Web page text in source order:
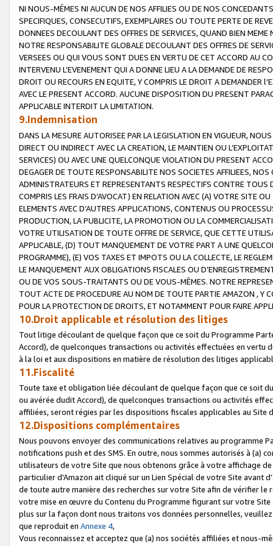
NI NOUS-MÊMES NI AUCUN DE NOS AFFILIES OU DE NOS
SPECIFIQUES, CONSECUTIFS, EXEMPLAIRES OU TOUTE PERTE DE
DONNEES DECOULANT DES OFFRES DE SERVICES, QUAND BIEN
NOTRE RESPONSABILITE GLOBALE DECOULANT DES OFFRES DE
VERSEES OU QUI VOUS SONT DUES EN VERTU DE CET ACCORD AU
INTERVENU L’EVENEMENT QUI A DONNE LIEU A LA DEMANDE DE
DROIT OU RECOURS EN EQUITE, Y COMPRIS LE DROIT A DEMANDER
AVEC LE PRESENT ACCORD. AUCUNE DISPOSITION DU PRESENT
APPLICABLE INTERDIT LA LIMITATION.
9.Indemnisation
DANS LA MESURE AUTORISEE PAR LA LEGISLATION EN VIGUEUR,
DIRECT OU INDIRECT AVEC LA CREATION, LE MAINTIEN OU
SERVICES) OU AVEC UNE QUELCONQUE VIOLATION DU PRESENT
DEGAGER DE TOUTE RESPONSABILITE NOS SOCIETES AFFILIEES,
ADMINISTRATEURS ET REPRESENTANTS RESPECTIFS CONTRE
COMPRIS LES FRAIS D’AVOCAT) EN RELATION AVEC (A) VOTRE SITE
ELEMENTS AVEC D’AUTRES APPLICATIONS, CONTENUS OU
PRODUCTION, LA PUBLICITE, LA PROMOTION OU LA
VOTRE UTILISATION DE TOUTE OFFRE DE SERVICE, QUE CETTE
APPLICABLE, (D) TOUT MANQUEMENT DE VOTRE PART A UNE
PROGRAMME), (E) VOS TAXES ET IMPOTS OU LA COLLECTE, LE
LE MANQUEMENT AUX OBLIGATIONS FISCALES OU
OU DE VOS SOUS-TRAITANTS OU DE VOUS-MÊMES. NOTRE
TOUT ACTE DE PROCEDURE AU NOM DE TOUTE PARTIE AMAZON , Y
POUR LA PROTECTION DE DROITS, ET NOTAMMENT POUR FAIRE
10.Droit applicable et résolution des litiges
Tout litige découlant de quelque façon que ce soit du Programme
Accord), de quelconques transactions ou activités effectuées en vertu
à la loi et aux dispositions en matière de résolution des litiges
11.Fiscalité
Toute taxe et obligation liée découlant de quelque façon que ce soit
ou avérée dudit Accord), de quelconques transactions ou activités
affiliées, seront régies par les dispositions fiscales applicables au Site
12.Dispositions complémentaires
Nous pouvons envoyer des communications relatives au programme
notifications push et des SMS. En outre, nous sommes autorisés à
utilisateurs de votre Site que nous obtenons grâce à votre affichage
particulier d'Amazon ait cliqué sur un Lien Spécial de votre Site avant
de toute autre manière des recherches sur votre Site afin de vérifier
votre mise en œuvre du Contenu du Programme figurant sur votre
plus sur la façon dont nous traitons vos données personnelles,
que reproduit en Annexe 4,
Vous reconnaissez et acceptez que (a) nos sociétés affiliées et nous-